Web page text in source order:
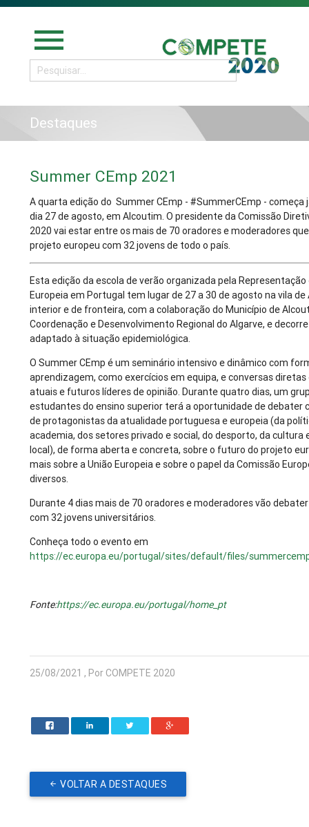
menu
Destaques
Summer CEmp 2021
A quarta edição do Summer CEmp - #SummerCEmp -
dia 27 de agosto, em Alcoutim. O presidente da Comissão
2020 vai estar entre os mais de 70 oradores e moderadores
projeto europeu com 32 jovens de todo o país.
Esta edição da escola de verão organizada pela
Europeia em Portugal tem lugar de 27 a 30 de agosto na vila
interior e de fronteira, com a colaboração do Município de
Coordenação e Desenvolvimento Regional do Algarve, e
adaptado à situação epidemiológica.
O Summer CEmp é um seminário intensivo e dinâmico com
aprendizagem, como exercícios em equipa, e conversas
atuais e futuros líderes de opinião. Durante quatro dias, um
estudantes do ensino superior terá a oportunidade de debater
de protagonistas da atualidade portuguesa e europeia (da
academia, dos setores privado e social, do desporto, da cultura
local), de forma aberta e concreta, sobre o futuro do projeto
mais sobre a União Europeia e sobre o papel da Comissão
diversos.
Durante 4 dias mais de 70 oradores e moderadores vão
com 32 jovens universitários.
Conheça todo o evento em
https://ec.europa.eu/portugal/sites/default/files/
Fonte:https://ec.europa.eu/portugal/home_pt
25/08/2021 , Por COMPETE 2020
VOLTAR A DESTAQUES